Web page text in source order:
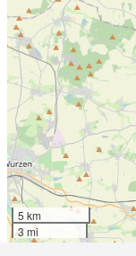
5 km
3 mi